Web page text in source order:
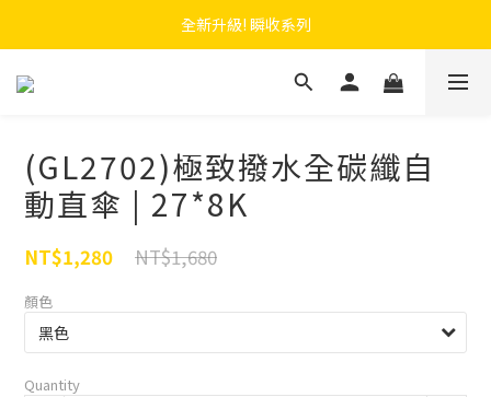
F.SEASONS x Baogani 最新聯名速穿側開雨衣
全新升級! 瞬收系列
F.SEASONS x Baogani 最新聯名速穿側開雨衣
(GL2702)極致撥水全碳纖自
動直傘 | 27*8K
NT$1,680
NT$1,280
顏色
Quantity